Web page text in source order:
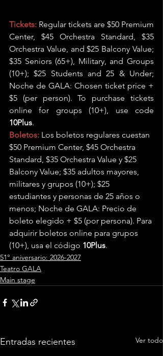
Tickets: Regular tickets are $50 Premium
Center, $45 Orchestra Standard, $35
Orchestra Value, and $25 Balcony Value;
$35 Seniors (65+), Military, and Groups
(10+); $25 Students and 25 & Under;
Noche de GALA: Chosen ticket price +
$5 (per person). To purchase tickets
10Plus.
Boletos: Los boletos regulares cuestan
$50 Premium Center, $45 Orchestra
Standard, $35 Orchestra Value y $25
Balcony Value; $35 adultos mayores,
militares y grupos (10+); $25
estudiantes y personas de 25 años o
menos; Noche de GALA: Precio de
boleto elegido + $5 (por persona). Para
adquirir boletos online para grupos
(10+), usa el código 10Plus.
51° aniversario: 2026-2027
Teatro GALA
Main stage
Entradas recientes Ver todo